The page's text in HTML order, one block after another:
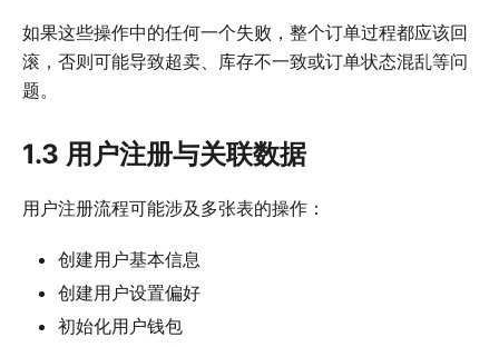
如果这些操作中的任何一个失败，整个订单过程都应该回
滚，否则可能导致超卖、库存不一致或订单状态混乱等问
题。
1.3 用户注册与关联数据
用户注册流程可能涉及多张表的操作：
创建用户基本信息
创建用户设置偏好
初始化用户钱包